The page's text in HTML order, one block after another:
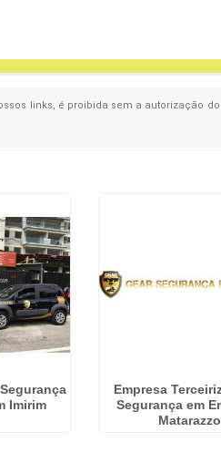
links, é proibida sem a autorização do
Imirim
Empresa
Segurança em
Matarazzo